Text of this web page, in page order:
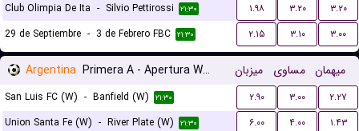
Club Olimpia De Ita - Silvio Pettirossi ۲۱:۳۰ ۱.۹۸ ۳.۲۰
۳.۲۰
29 de Septiembre - 3 de Febrero FBC ۲۱:۳۰ ۲.۱۵ ۳.۱۰ ۳.۰۰
Argentina Primera A - Apertura Women میزبان مساوی میهمان
San Luis FC (W) - Banfield (W) ۲۱:۳۰ ۲.۹۰ ۳.۰۰
۲.۲۷
Union Santa Fe (W) - River Plate (W) ۲۱:۳۰ ۶.۰۰ ۴.۰۰ ۱.۴۳